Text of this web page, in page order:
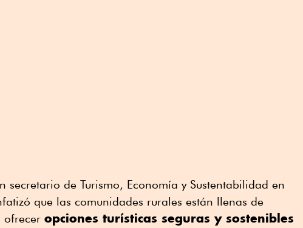
secretario de Turismo, Economía y Sustentabilidad en
que las comunidades rurales están llenas de
ofrecer opciones turísticas seguras y sostenibles